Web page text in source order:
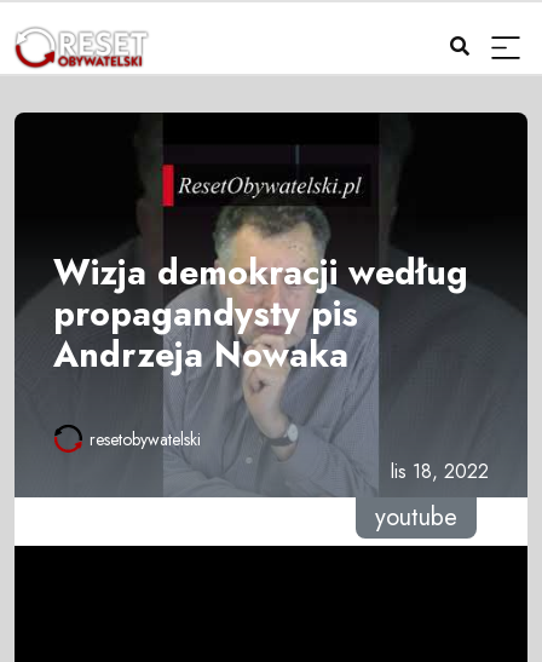
Wizja demokracji według
propagandysty pis
Andrzeja Nowaka
resetobywatelski
lis 18, 2022
youtube